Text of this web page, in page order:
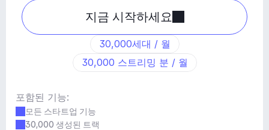
지금 시작하세요
30,000세대 / 월
30,000 스트리밍 분 / 월
포함된 기능:
모든 스타트업 기능
30,000 생성된 트랙